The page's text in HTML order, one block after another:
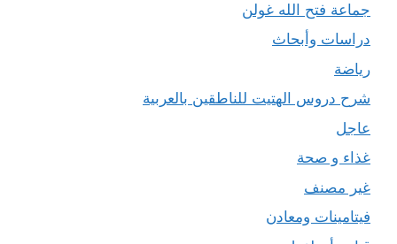
جماعة فتح الله غولن
دراسات وأبحاث
رياضة
شرح دروس الهتيت للناطقين بالعربية
عاجل
غذاء و صحة
غير مصنف
فيتامينات ومعادن